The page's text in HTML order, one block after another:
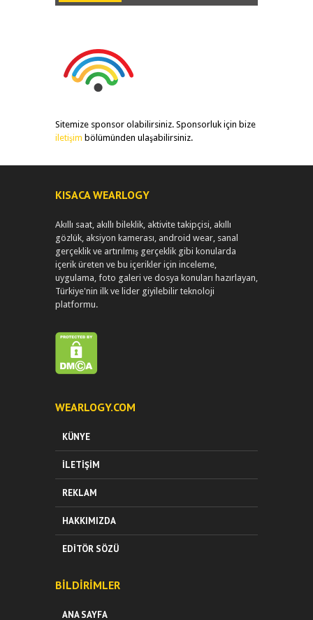
Sitemize sponsor olabilirsiniz. Sponsorluk için bize
iletişim bölümünden ulaşabilirsiniz.
KISACA WEARLOGY
Akıllı saat, akıllı bileklik, aktivite takipçisi, akıllı
gözlük, aksiyon kamerası, android wear, sanal
gerçeklik ve artırılmış gerçeklik gibi konularda
içerik üreten ve bu içerikler için inceleme,
uygulama, foto galeri ve dosya konuları hazırlayan,
Türkiye'nin ilk ve lider giyilebilir teknoloji
platformu.
WEARLOGY.COM
KÜNYE
İLETIŞIM
REKLAM
HAKKIMIZDA
EDITÖR SÖZÜ
BILDIRIMLER
ANA SAYFA